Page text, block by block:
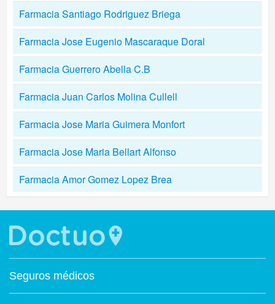
Farmacia Santiago Rodriguez Briega
Farmacia Jose Eugenio Mascaraque Doral
Farmacia Guerrero Abella C.B
Farmacia Juan Carlos Molina Cullell
Farmacia Jose Maria Guimera Monfort
Farmacia Jose Maria Bellart Alfonso
Farmacia Amor Gomez Lopez Brea
Seguros médicos